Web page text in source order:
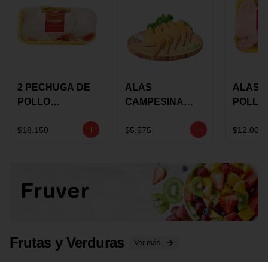
2 PECHUGA DE
POLLO
MARINADA X
$18.150
ALAS
CAMPESINA
COSTILLAR A
$5.575
ALAS
POLLO
$12.000
Frutas y Verduras Ver más